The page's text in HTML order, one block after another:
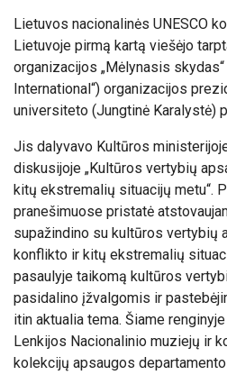
Lietuvos nacionalinės UNESCO
Lietuvoje pirmą kartą viešėjo
organizacijos „Mėlynasis skydas“
International“) organizacijos
universiteto (Jungtinė Karalystė)
Jis dalyvavo Kultūros
diskusijoje „Kultūros vertybių
kitų ekstremalių situacijų metu“.
pranešimuose pristatė
supažindino su kultūros vertybių
konflikto ir kitų ekstremalių
pasaulyje taikomą kultūros
pasidalino įžvalgomis ir
itin aktualia tema. Šiame
Lenkijos Nacionalinio muziejų ir
kolekcijų apsaugos